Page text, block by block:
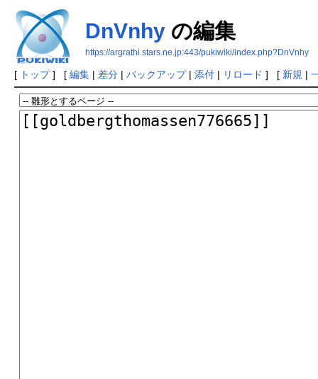
DnVnhyの編集
https://argrathi.stars.ne.jp:443/pukiwiki/index.php?DnVnhy
[ トップ] [ 編集| 差分| バックアップ| 添付| リロード ] [ 新規 |